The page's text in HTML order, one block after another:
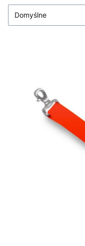
Domyślne